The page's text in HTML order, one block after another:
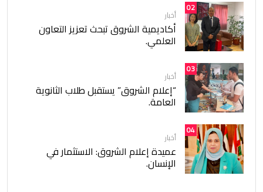
02
أخبار
أكاديمية الشروق تبحث تعزيز التعاون
العلمي.
03
أخبار
“إعلام الشروق” يستقبل طلاب الثانوية
العامة.
04
أخبار
عميدة إعلام الشروق: الاستثمار في
الإنسان.